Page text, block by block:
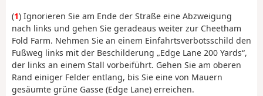
(1) Ignorieren Sie am Ende der Straße eine Abzweigung
nach links und gehen Sie geradeaus weiter zur Cheetham
Fold Farm. Nehmen Sie an einem Einfahrtsverbotsschild den
Fußweg links mit der Beschilderung „Edge Lane 200 Yards“,
der links an einem Stall vorbeiführt. Gehen Sie am oberen
Rand einiger Felder entlang, bis Sie eine von Mauern
gesäumte grüne Gasse (Edge Lane) erreichen.